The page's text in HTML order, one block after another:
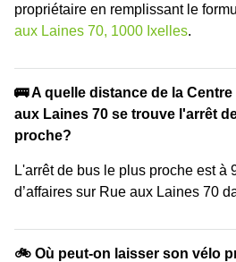
propriétaire en remplissant le
aux Laines 70, 1000 Ixelles.
🚌 A quelle distance de la Centre
aux Laines 70 se trouve l'arrêt
proche?
L'arrêt de bus le plus proche est à
d’affaires sur Rue aux Laines 70
🚲 Où peut-on laisser son vélo